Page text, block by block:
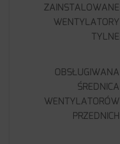
ZAINSTALOWANE
WENTYLATORY
TYLNE
OBSŁUGIWANA
ŚREDNICA
WENTYLATORÓW
PRZEDNICH